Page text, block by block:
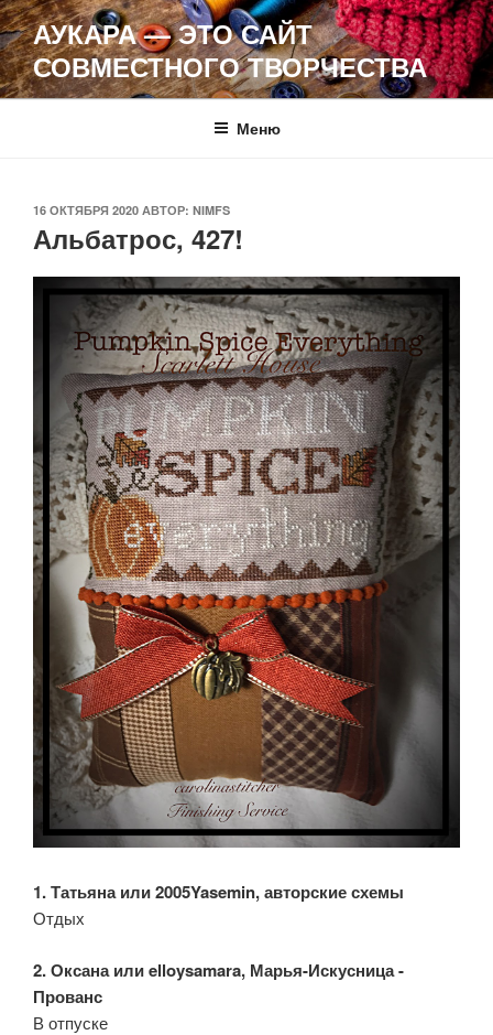
Перейти
к
содержимому
АУКАРА — ЭТО САЙТ
СОВМЕСТНОГО ТВОРЧЕСТВА
Меню
ОПУБЛИКОВАНО
16 ОКТЯБРЯ 2020 АВТОР: NIMFS
Альбатрос, 427!
1. Татьяна или 2005Yasemin, авторские схемы
Отдых
2. Оксана или elloysamara, Марья-Искусница -
Прованс
В отпуске